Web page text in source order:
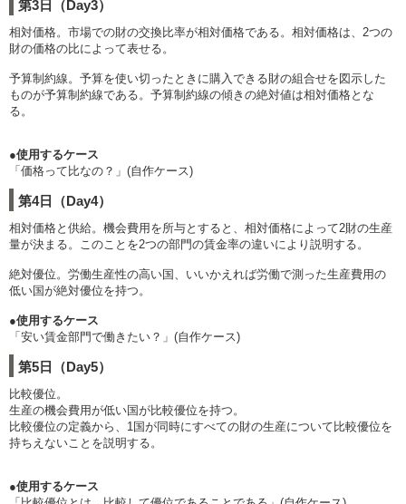
第3日（Day3）
相対価格。市場での財の交換比率が相対価格である。相対価格は、2つの
財の価格の比によって表せる。
予算制約線。予算を使い切ったときに購入できる財の組合せを図示した
ものが予算制約線である。予算制約線の傾きの絶対値は相対価格とな
る。
●使用するケース
「価格って比なの？」(自作ケース)
第4日（Day4）
相対価格と供給。機会費用を所与とすると、相対価格によって2財の生産
量が決まる。このことを2つの部門の賃金率の違いにより説明する。
絶対優位。労働生産性の高い国、いいかえれば労働で測った生産費用の
低い国が絶対優位を持つ。
●使用するケース
「安い賃金部門で働きたい？」(自作ケース)
第5日（Day5）
比較優位。
生産の機会費用が低い国が比較優位を持つ。
比較優位の定義から、1国が同時にすべての財の生産について比較優位を
持ちえないことを説明する。
●使用するケース